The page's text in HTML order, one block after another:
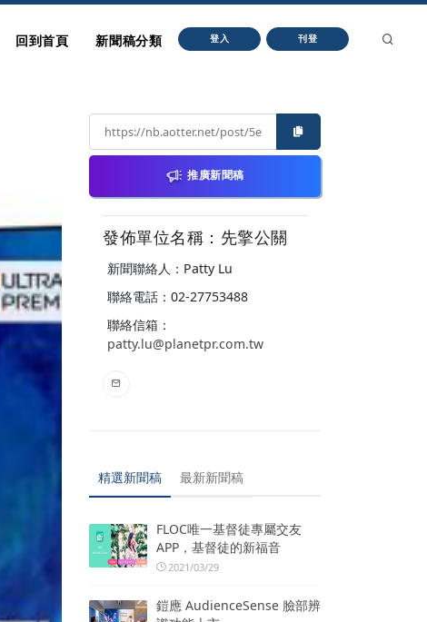
回到首頁 新聞稿分類 登入 刊登
推廣新聞稿
發佈單位名稱：先擎公關
新聞聯絡人：Patty Lu
聯絡電話：02-27753488
聯絡信箱：
patty.lu@planetpr.com.tw
精選新聞稿 最新新聞稿
FLOC唯一基督徒專屬交友
APP，基督徒的新福音
2021/03/29
鎧應 AudienceSense 臉部辨